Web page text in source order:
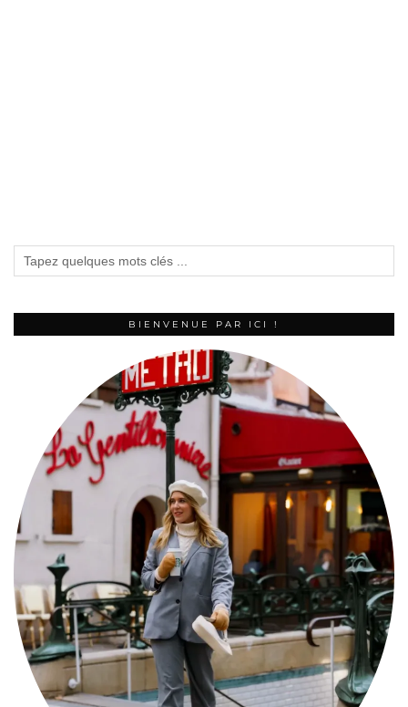
BIENVENUE PAR ICI !